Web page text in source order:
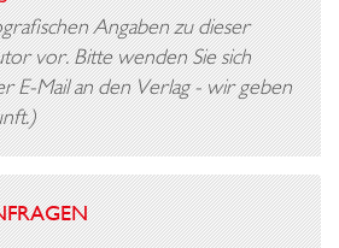
Angaben zu dieser
vor. Bitte wenden Sie sich
E-Mail an den Verlag - wir geben